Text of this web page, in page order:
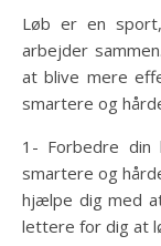
Løb er en
arbejder
at blive mere
smartere og
1- Forbedre
smartere og
hjælpe dig med
lettere for dig at